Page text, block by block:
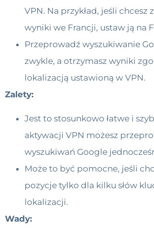
VPN. Na przykład, jeśli chcesz
wyniki we Francji, ustaw ją na
Przeprowadź wyszukiwanie
zwykle, a otrzymasz wyniki
lokalizacją ustawioną w VPN.
Zalety:
Jest to stosunkowo łatwe i
aktywacji VPN możesz
wyszukiwań Google
Może to być pomocne, jeśli
pozycje tylko dla kilku słów
lokalizacji.
Wady: